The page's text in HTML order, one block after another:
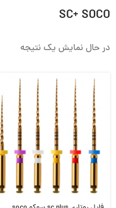
SC+ SOCO
در حال نمایش یک نتیجه